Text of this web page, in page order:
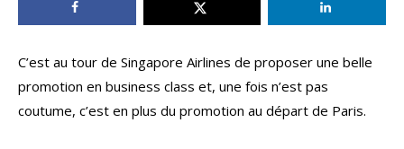
C’est au tour de Singapore Airlines de proposer une belle
promotion en business class et, une fois n’est pas
coutume, c’est en plus du promotion au départ de Paris.